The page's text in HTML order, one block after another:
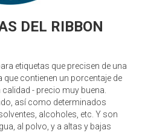
DEL RIBBON
etiquetas que precisen de una
que contienen un porcentaje de
- precio muy buena.
así como determinados
alcoholes, etc. Y son
al polvo, y a altas y bajas